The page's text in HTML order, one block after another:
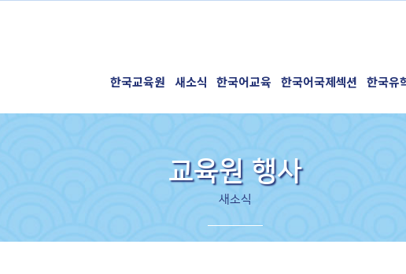
한국교육원 새소식 한국어교육 한국어국제섹션 한국유
교육원 행사
새소식